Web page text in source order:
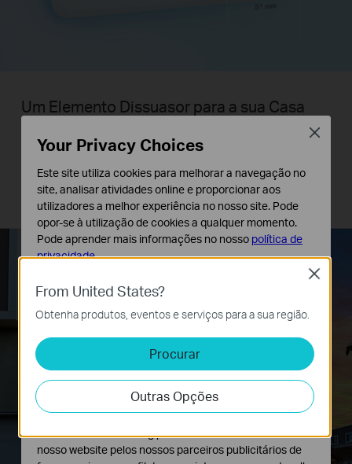
Um Elemento Dissuasor para a sua Casa
Modo Ausente, uma função que simula de forma inteligente
que alguém se encontra em casa ao ligar e desligar candeeiros
alguém se encontra em casa, quando está em viagens longas
para afastar pessoas mal intencionadas.
18:30
From United States?
Obtenha produtos, eventos e serviços para a sua região.
Procurar
Outras Opções
Close
Your Privacy Choices
Este site utiliza cookies para melhorar a navegação no
site, analisar atividades online e proporcionar aos
utilizadores a melhor experiência no nosso site. Pode
opor-se à utilização de cookies a qualquer momento.
Pode aprender mais informações no nosso política de
privacidade.
Os cookies são necessários para o funcionamento do
website e não podem ser desativados nos seus
Cookies de Análise e Marketing
Os cookies de analise permite-nos analisar as suas
atividades no nosso website para melhorar e ajustar a
funcionalidade do nosso website.
O cookies de marketing podem ser definidos através do
nosso website pelos nossos parceiros publicitários de
Close